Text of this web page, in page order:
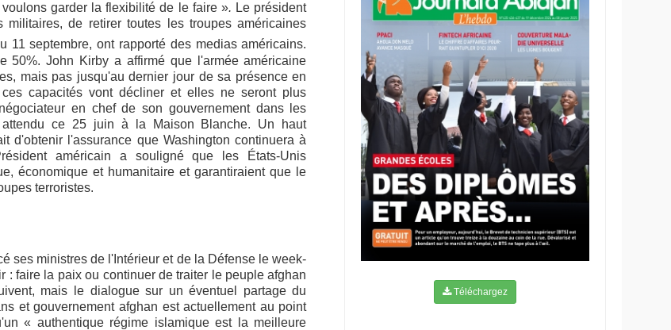
garder la flexibilité de le faire ». Le président
de retirer toutes les troupes américaines
11 septembre, ont rapporté des medias américains.
50%. John Kirby a affirmé que l'armée américaine
mais pas jusqu'au dernier jour de sa présence en
capacités vont décliner et elles ne seront plus
en chef de son gouvernement dans les
ce 25 juin à la Maison Blanche. Un haut
d'obtenir l'assurance que Washington continuera à
américain a souligné que les États-Unis
économique et humanitaire et garantiraient que le
terroristes.
ses ministres de l'Intérieur et de la Défense le week-
faire la paix ou continuer de traiter le peuple afghan
mais le dialogue sur un éventuel partage du
et gouvernement afghan est actuellement au point
« authentique régime islamique est la meilleure
Téléchargez